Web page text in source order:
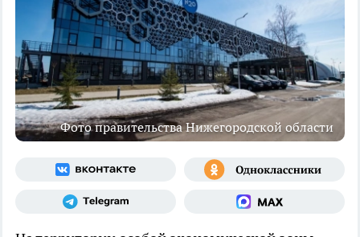
Фото правительства Нижегородской области